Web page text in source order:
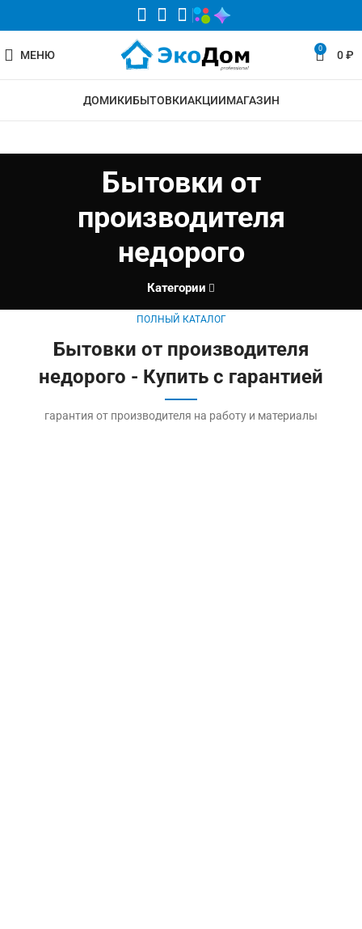
МЕНЮ 0 0₽
ДОМИКИБЫТОВКИАКЦИИМАГАЗИН
Бытовки от
производителя
недорого
Категории
ПОЛНЫЙ КАТАЛОГ
Бытовки от производителя
недорого - Купить с гарантией
гарантия от производителя на работу и материалы